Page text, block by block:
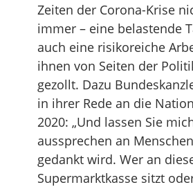
Zeiten der Corona-Krise
immer – eine belastende
auch eine risikoreiche
ihnen von Seiten der
gezollt. Dazu
in ihrer Rede an die
2020: „Und lassen Sie
aussprechen an
gedankt wird. Wer an
Supermarktkasse sitzt